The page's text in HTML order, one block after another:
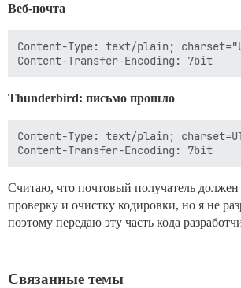
Веб-почта
Content-Type: text/plain;
Thunderbird: письмо прошло
Content-Type: text/plain;
Считаю, что почтовый получатель
проверку и очистку кодировки, но я не
поэтому передаю эту часть кода
Связанные темы